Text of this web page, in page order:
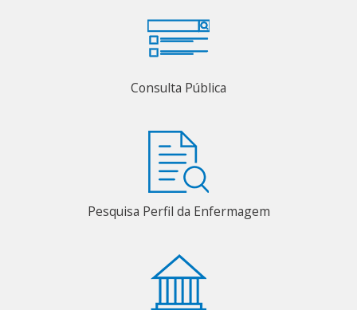
Consulta Pública
Pesquisa Perfil da Enfermagem